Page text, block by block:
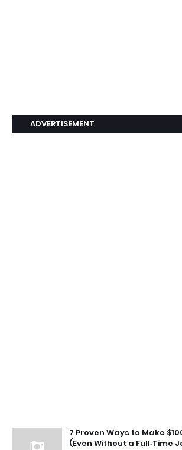
ADVERTISEMENT
7 Proven Ways to Make
(Even Without a Full‑Time